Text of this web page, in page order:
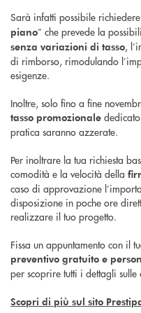
Sarà infatti possibile
piano” che prevede la
senza variazioni di tasso,
di rimborso, rimodulando
esigenze.
Inoltre, solo fino a fine
tasso promozionale
pratica saranno azzerate.
Per inoltrare la tua richiesta
comodità e la velocità della
caso di approvazione
disposizione in poche ore
realizzare il tuo progetto.
Fissa un appuntamento con il
preventivo gratuito e
per scoprire tutti i dettagli
Scopri di più sul sito